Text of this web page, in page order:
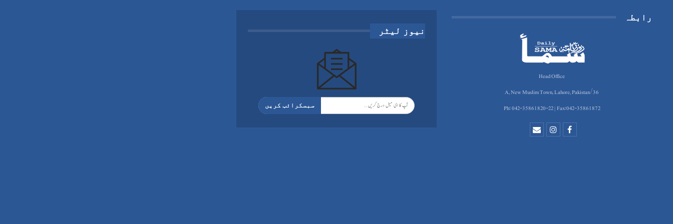
رابطہ
Head Office
36/A, New Muslim Town, Lahore, Pakistan
Ph: 042-35861820-22 | Fax:042-35861872
نیوز لیٹر
سبسکرائب کریں